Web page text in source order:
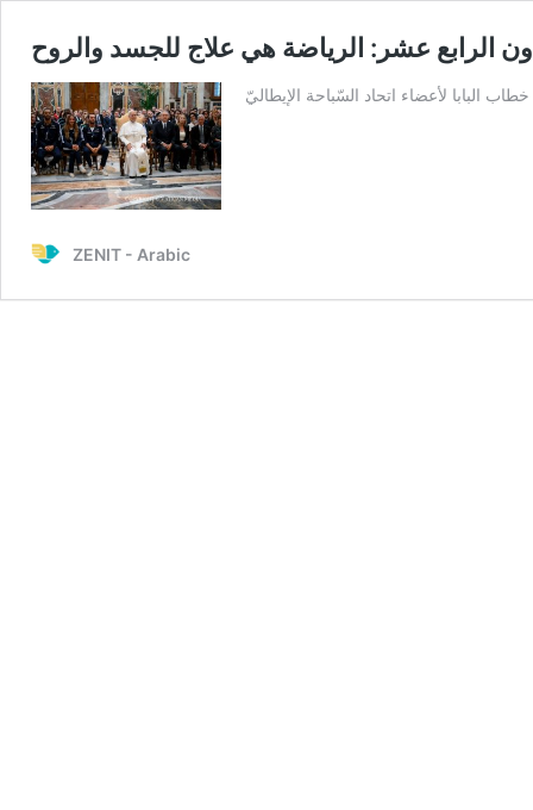
لاون الرابع عشر: الرياضة هي علاج للجسد والروح
خطاب البابا لأعضاء اتحاد السّباحة الإيطاليّ
ZENIT - Arabic